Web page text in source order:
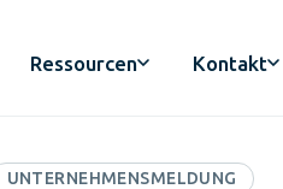
Ressourcen Kontakt
UNTERNEHMENSMELDUNG